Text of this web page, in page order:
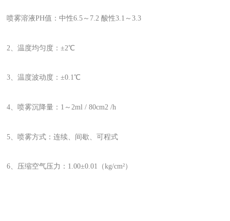
喷雾溶液PH值：中性6.5～7.2 酸性3.1～3.3
2、温度均匀度：±2℃
3、温度波动度：±0.1℃
4、喷雾沉降量：1～2ml / 80cm2 /h
5、喷雾方式：连续、间歇、可程式
6、压缩空气压力：1.00±0.01（kg/cm²）